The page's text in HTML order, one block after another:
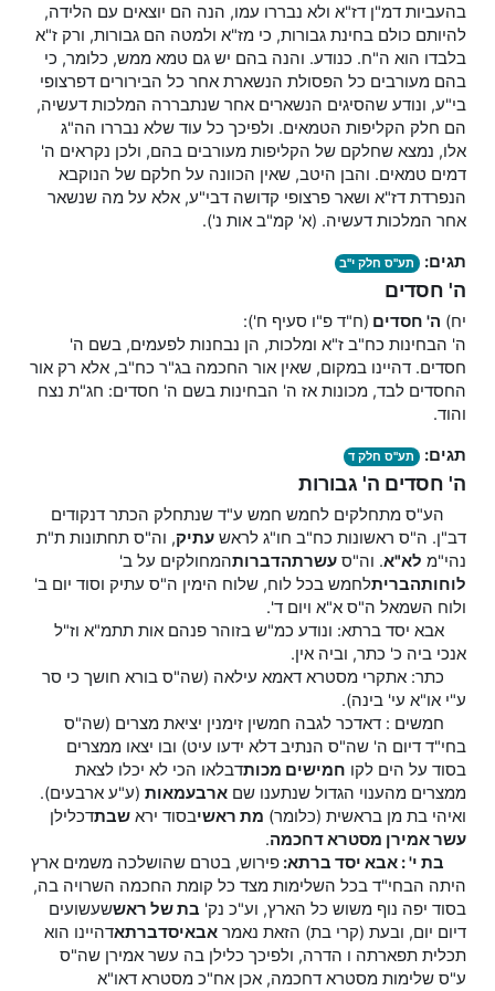
בהעביות דמ"ן דז"א ולא נבררו עמו, הנה הם יוצאים עם הלידה,
להיותם כולם בחינת גבורות, כי מז"א ולמטה הם גבורות, ורק ז"א
בלבדו הוא ה"ח. כנודע. והנה בהם יש גם טמא ממש, כלומר, כי
בהם מעורבים כל הפסולת הנשארת אחר כל הבירורים דפרצופי
בי"ע, ונודע שהסיגים הנשארים אחר שנתבררה המלכות דעשיה,
הם חלק הקליפות הטמאים. ולפיכך כל עוד שלא נבררו הה"ג
אלו, נמצא שחלקם של הקליפות מעורבים בהם, ולכן נקראים ה'
דמים טמאים. והבן היטב, שאין הכוונה על חלקם של הנוקבא
הנפרדת דז"א ושאר פרצופי קדושה דבי"ע, אלא על מה שנשאר
אחר המלכות דעשיה. (א' קמ"ב אות נ').
תגים: תע"ס חלק י"ב
ה' חסדים
יח) ה' חסדים (ח"ד פ"ו סעיף ח'):
ה' הבחינות כח"ב ז"א ומלכות, הן נבחנות לפעמים, בשם ה'
חסדים. דהיינו במקום, שאין אור החכמה בג"ר כח"ב, אלא רק אור
החסדים לבד, מכונות אז ה' הבחינות בשם ה' חסדים: חג"ת נצח
והוד.
תגים: תע"ס חלק ד
ה' חסדים ה' גבורות
הע"ס מתחלקים לחמש חמש ע"ד שנתחלק הכתר דנקודים
דב"ן. ה"ס ראשונות כח"ב חו"ג לראשעתיק, וה"ס תחתונות ת"ת
נהי"מ לא"א. וה"סעשרתהדברותהמחולקים על ב'
לוחותהבריתלחמש בכל לוח, שלוח הימין ה"ס עתיק וסוד יום ב'
ולוח השמאל ה"ס א"א ויום ד'.
אבא יסד ברתא: ונודע כמ"ש בזוהר פנהם אות תתמ"א וז"ל
אנכי ביה כ' כתר, וביה אין.
כתר: אתקרי מסטרא דאמא עילאה (שה"ס בורא חושך כי סר
ע"י או"א עי' בינה).
חמשים : דאדכר לגבה חמשין זימנין יציאת מצרים (שה"ס
בחי"ד דיום ה' שה"ס הנתיב דלא ידעו עיט) ובו יצאו ממצרים
בסוד על הים לקו חמישים מכותדבלאו הכי לא יכלו לצאת
ממצרים מהענוי הגדול שנתענו שםארבעמאות (ע"ע ארבעים).
ואיהי בת מן בראשית (כלומר) מת ראשיבסוד יראשבתדכלילן
עשר אמירן מסטרא דחכמה.
בת י': אבא יסד ברתא:פירוש, בטרם שהושלכה משמים ארץ
היתה הבחי"ד בכל השלימות מצד כל קומת החכמה השרויה בה,
בסוד יפה נוף משוש כל הארץ, וע"כ נק' בת של ראששעשועים
דיום יום, ובעת (קרי בת) הזאת נאמראבאיסדברתאדהיינו הוא
תכלית תפארתה ו הדרה, ולפיכך כלילן בה עשר אמירן שה"ס
ע"ס שלימות מסטרא דחכמה, אכן אח"כ מסטרא דאו"א